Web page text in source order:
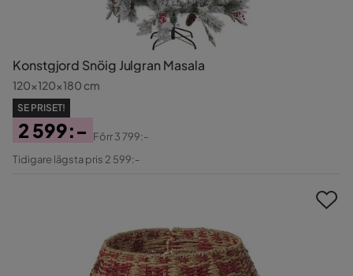
Konstgjord Snöig Julgran Masala
120x120x180 cm
SE PRISET!
Pris
2 599:-
Original
Förr3 799:-
Tidigare lägsta pris 2 599:-